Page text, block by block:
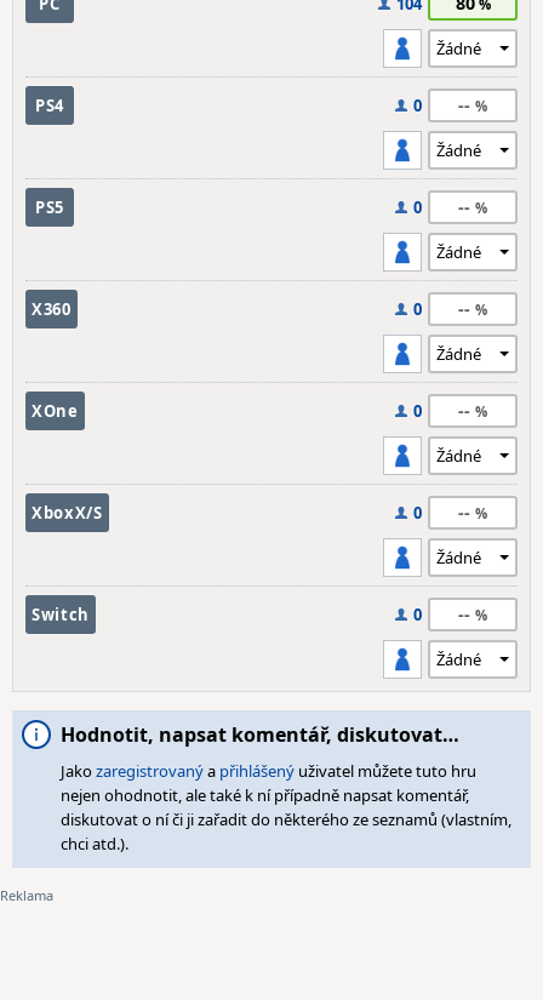
PS4 0 --
PS5 0 --
X360 0 --
XOne 0 --
XboxX/S 0 --
Switch 0 --
Hodnotit, napsat komentář, diskutovat…
Jakozaregistrovanýa přihlášený uživatel můžete tuto hru
nejen ohodnotit, ale také k ní případně napsat komentář,
diskutovat o ní či ji zařadit do některého ze seznamů (vlastním,
chci atd.).